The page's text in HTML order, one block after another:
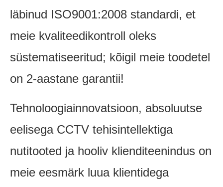
läbinud ISO9001:2008 standardi, et
meie kvaliteedikontroll oleks
süstematiseeritud; kõigil meie toodetel
on 2-aastane garantii!
Tehnoloogiainnovatsioon, absoluutse
eelisega CCTV tehisintellektiga
nutitooted ja hooliv klienditeenindus on
meie eesmärk luua klientidega